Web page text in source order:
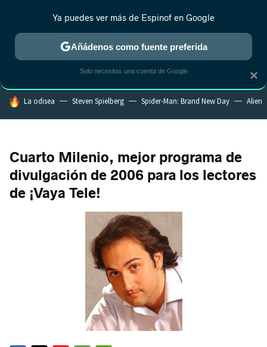
MENÚ NUEVO
ESTRENOS REALITY ANIME RANKINGS CINE
HOY SE HABLA DE
La odisea Steven Spielberg Spider-Man: Brand New Day Alien
Cuarto Milenio, mejor programa de
divulgación de 2006 para los lectores
de ¡Vaya Tele!
×
Ya puedes ver más de Espinof en Google
Añádenos como fuente preferida
Solo necesitas una cuenta de Google